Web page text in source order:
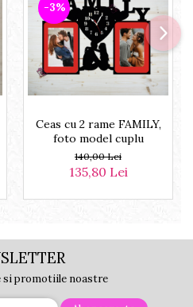
-3%
Ceas cu 2 rame FAMILY,
foto model cuplu
140,00 Lei
135,80 Lei
si promotiile noastre